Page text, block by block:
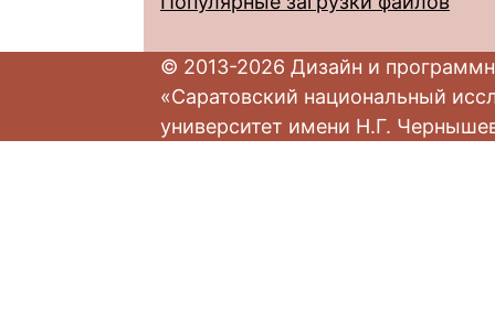
© 2013-2026 Дизайн и
«Саратовский национальный
университет имени Н.Г.